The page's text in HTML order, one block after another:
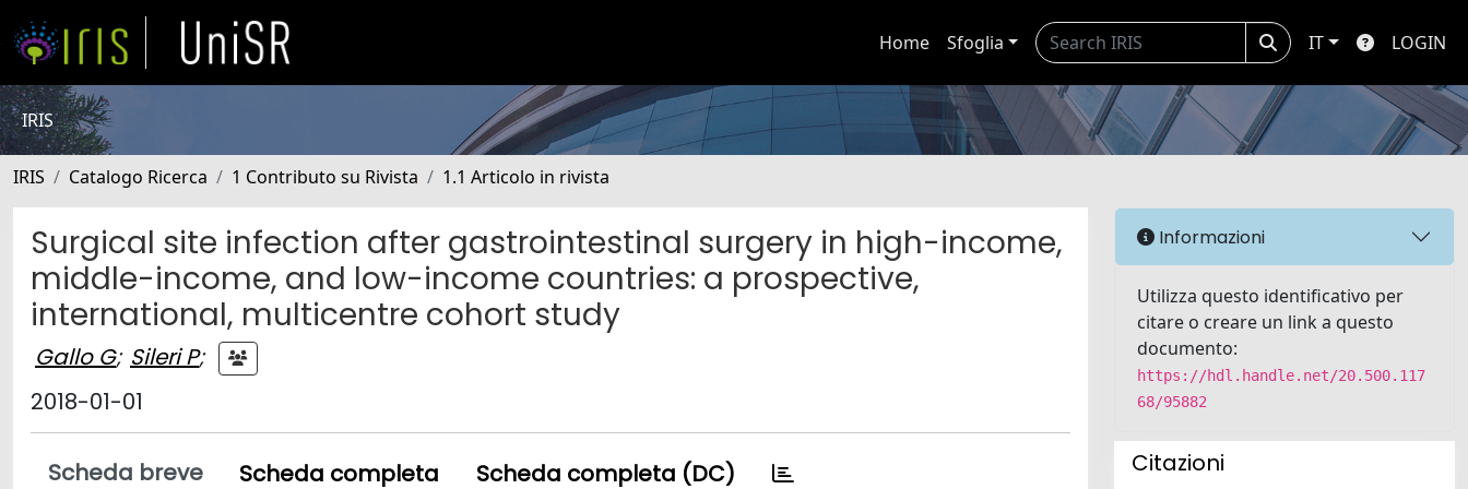
Home Sfoglia IT LOGIN
IRIS
IRIS Catalogo Ricerca 1 Contributo su Rivista 1.1 Articolo in rivista
Surgical site infection after gastrointestinal surgery in high-income,
middle-income, and low-income countries: a prospective,
international, multicentre cohort study
Gallo G; Sileri P;
2018-01-01
Scheda breve Scheda completa Scheda completa (DC)
Informazioni
Utilizza questo identificativo per
citare o creare un link a questo
documento:
https://hdl.handle.net/20.500.117
68/95882
Citazioni